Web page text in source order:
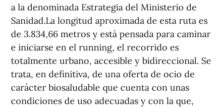
a la denominada Estrategia del Ministerio de
Sanidad.La longitud aproximada de esta ruta es
de 3.834,66 metros y está pensada para caminar
e iniciarse en el running, el recorrido es
totalmente urbano, accesible y bidireccional. Se
trata, en definitiva, de una oferta de ocio de
carácter biosaludable que cuenta con unas
condiciones de uso adecuadas y con la que,